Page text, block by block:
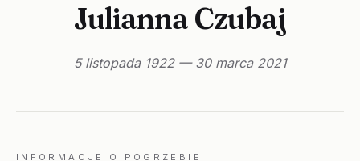
Julianna Czubaj
5 listopada 1922 — 30 marca 2021
INFORMACJE O POGRZEBIE